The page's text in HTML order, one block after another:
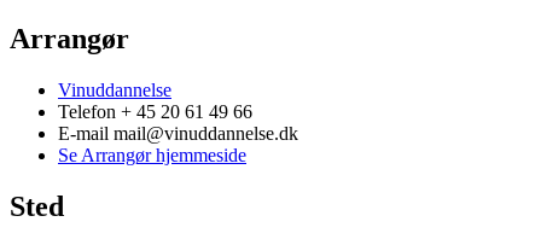
Arrangør
Vinuddannelse
Telefon + 45 20 61 49 66
E-mail mail@vinuddannelse.dk
Se Arrangør hjemmeside
Sted